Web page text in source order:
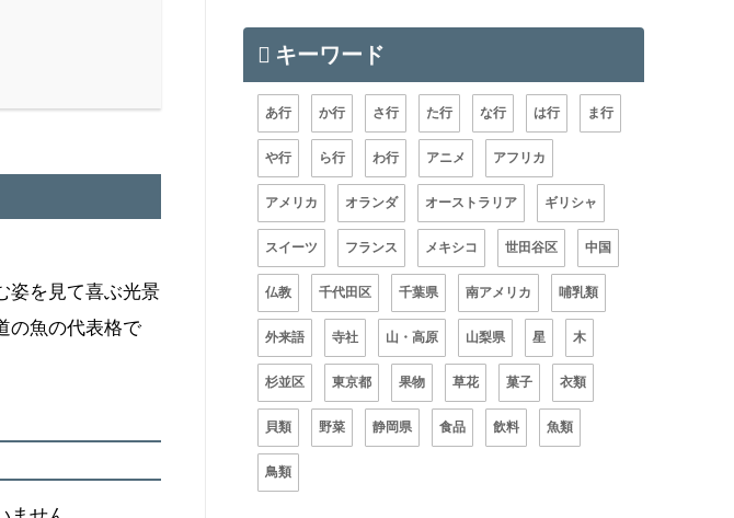
姿を見て喜ぶ光景
の魚の代表格で
キーワード
あ行 か行 さ行 た行 な行 は行 ま行
や行 ら行 わ行 アニメ アフリカ
アメリカ オランダ オーストラリア ギリシャ
スイーツ フランス メキシコ 世田谷区 中国
仏教 千代田区 千葉県 南アメリカ 哺乳類
外来語 寺社 山・高原 山梨県 星 木
杉並区 東京都 果物 草花 菓子 衣類
貝類 野菜 静岡県 食品 飲料 魚類
鳥類